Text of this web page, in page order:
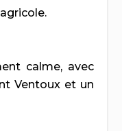
calme, avec
Ventoux et un